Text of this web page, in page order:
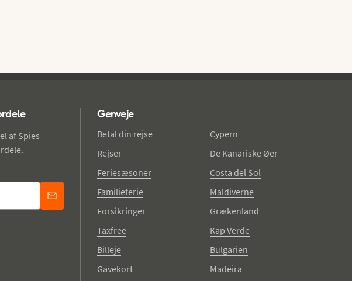
af Spies
Genveje
Betal din rejse
Rejser
Feriesæsoner
Familieferie
Forsikringer
Taxfree
Billeje
Gavekort
Cypern
De Kanariske Øer
Costa del Sol
Maldiverne
Grækenland
Kap Verde
Bulgarien
Madeira